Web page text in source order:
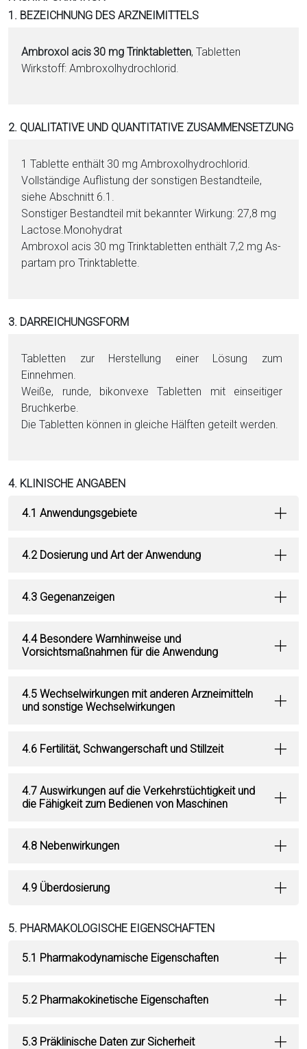
D
1. BEZEICHNUNG DES ARZNEIMITTELS
Am­bro­xol acis 30 mg Trinktabletten, Ta­blet­ten
Wirkstoff: Am­bro­xol­hy­dro­chlo­rid.
2. QUALITATIVE UND QUANTITATIVE ZUSAMMENSETZUNG
1 Ta­blet­te enthält 30 mg Am­bro­xol­hy­dro­chlo­rid.
Vollständige Auflistung der sonstigen Be­stand­tei­le,
siehe Abschnitt 6.1.
Sonstiger Be­stand­teil mit bekannter Wirkung: 27,8 mg
Lac­to­se.Mo­no­hy­drat
Am­bro­xol acis 30 mg Trinktabletten enthält 7,2 mg As­
par­tam pro Trinktablette.
3. DARREICHUNGSFORM
Ta­blet­ten zur Herstellung ei­ner Lö­sung zum
Einnehmen.
Weiße, runde, bikonvexe Ta­blet­ten mit einseitiger
Bruchkerbe.
Die Ta­blet­ten kön­nen in gleiche Hälften geteilt werden.
4. KLINISCHE ANGABEN
4.1 Anwendungsgebiete
4.2 Dosierung und Art der Anwendung
4.3 Gegenanzeigen
4.4 Besondere Warnhinweise und
Vorsichtsmaßnahmen für die Anwendung
4.5 Wechselwirkungen mit anderen Arzneimitteln
und sonstige Wechselwirkungen
4.6 Fertilität, Schwangerschaft und Stillzeit
4.7 Auswirkungen auf die Verkehrstüchtigkeit und
die Fähigkeit zum Bedienen von Maschinen
4.8 Nebenwirkungen
4.9 Überdosierung
5. PHARMAKOLOGISCHE EIGENSCHAFTEN
5.1 Pharmakodynamische Eigenschaften
5.2 Pharmakokinetische Eigenschaften
5.3 Präklinische Daten zur Sicherheit